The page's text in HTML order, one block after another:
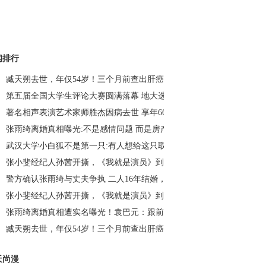
排行
臧天朔去世，年仅54岁！三个月前查出肝癌晚期……_荆楚网
第五届全国大学生评论大赛圆满落幕 地大选手荣获冠军_荆楚网
著名相声表演艺术家师胜杰因病去世 享年66岁_荆楚网
张雨绮离婚真相曝光:不是感情问题 而是房产、财产问题？_荆楚网
武汉大学小白狐不是第一只:有人想给这只取名“珈珈”_荆楚网
张小斐经纪人孙茜开撕，《我就是演员》到底谁演得好？_荆楚网
警方确认张雨绮与丈夫争执 二人16年结婚，次年生下龙凤胎_荆楚网
张小斐经纪人孙茜开撕，《我就是演员》到底谁演得好？_荆楚网
张雨绮离婚真相遭实名曝光！袁巴元：跟前夫离婚给钱为什么不给我？
臧天朔去世，年仅54岁！三个月前查出肝癌晚期……_荆楚网
尚漫